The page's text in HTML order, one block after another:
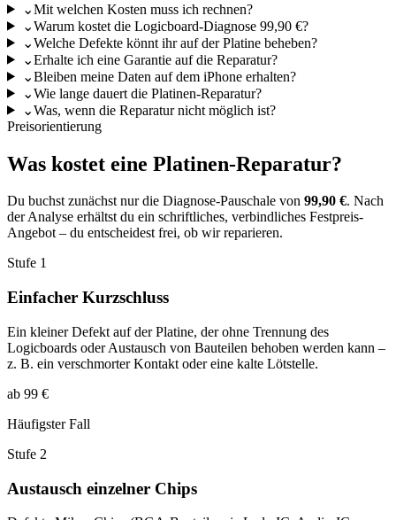
⌄Mit welchen Kosten muss ich rechnen?
⌄Warum kostet die Logicboard-Diagnose 99,90 €?
⌄Welche Defekte könnt ihr auf der Platine beheben?
⌄Erhalte ich eine Garantie auf die Reparatur?
⌄Bleiben meine Daten auf dem iPhone erhalten?
⌄Wie lange dauert die Platinen-Reparatur?
⌄Was, wenn die Reparatur nicht möglich ist?
Preisorientierung
Was kostet eine Platinen-Reparatur?
Du buchst zunächst nur die Diagnose-Pauschale von 99,90 €. Nach
der Analyse erhältst du ein schriftliches, verbindliches Festpreis-
Angebot – du entscheidest frei, ob wir reparieren.
Stufe 1
Einfacher Kurzschluss
Ein kleiner Defekt auf der Platine, der ohne Trennung des
Logicboards oder Austausch von Bauteilen behoben werden kann –
z. B. ein verschmorter Kontakt oder eine kalte Lötstelle.
ab 99 €
Häufigster Fall
Stufe 2
Austausch einzelner Chips